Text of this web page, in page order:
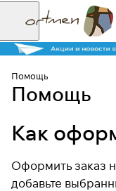
Помощь
Помощь
Как
Оформить заказ
добавьте